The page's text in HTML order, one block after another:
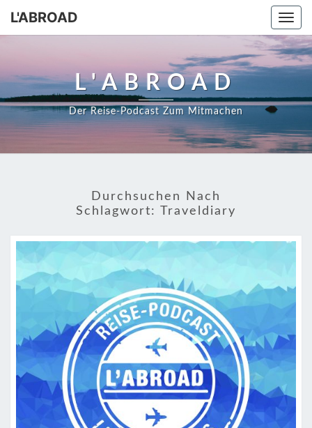
Skip
L'ABROAD
L'ABROAD
Der Reise-Podcast Zum Mitmachen
Durchsuchen Nach
Schlagwort: Traveldiary